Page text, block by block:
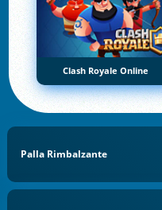
Clash Royale Online
Palla Rimbalzante